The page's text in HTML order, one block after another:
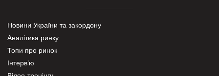
Новини України та закордону
Аналітика ринку
Топи про ринок
Інтерв’ю